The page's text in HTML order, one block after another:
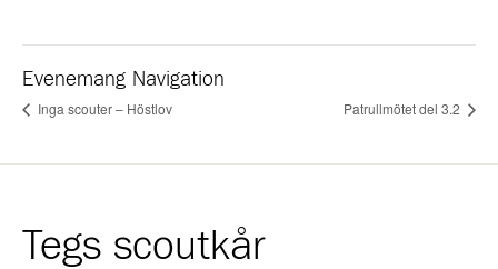
Evenemang Navigation
Inga scouter – Höstlov Patrullmötet del 3.2
Tegs scoutkår